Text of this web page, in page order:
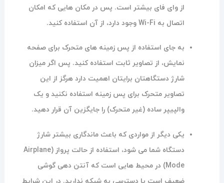
از وای فای بیشتر است. پس در مکان هایی که امکان
اتصال به Wi-Fi وجود دارد، از آن استفاده کنید.
به جای استفاده از پس زمینه های متحرک برای صفحه
نمایش، از تصاویر ثابت استفاده کنید. پس اگر میزان
شارژ دستگاهتان برایتان اهمیت دارد هرگز از این
تصاویر متحرک برای پس زمینه استفاده نکنید و یک
والپیپر ساده (غیر متحرک) را جایگزین آن قرار دهید.
یکی دیگر از مواردی که باعث ماندگاری بیشتر شارژ
دستگاه شما می شود، استفاده از حالت پرواز (Airplane
Mode) در محیط هایی است که آنتن دهی گوشی